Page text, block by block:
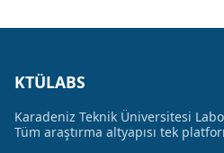
KTÜLABS
Karadeniz Teknik Üniversitesi
Tüm araştırma altyapısı tek